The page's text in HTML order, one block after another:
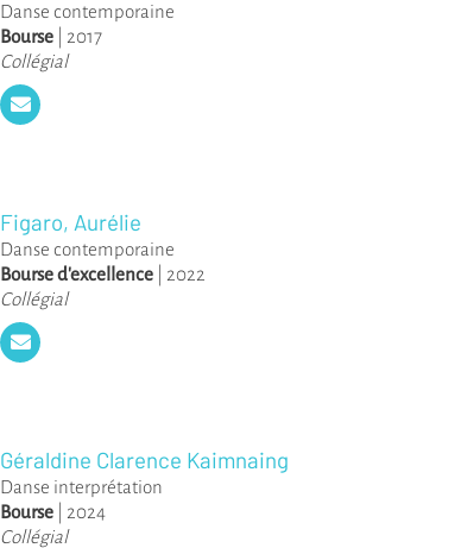
Danse contemporaine
Bourse
2017
Collégial
Figaro, Aurélie
Danse contemporaine
Bourse d'excellence
2022
Collégial
Géraldine Clarence Kaimnaing
Danse interprétation
Bourse
2024
Collégial